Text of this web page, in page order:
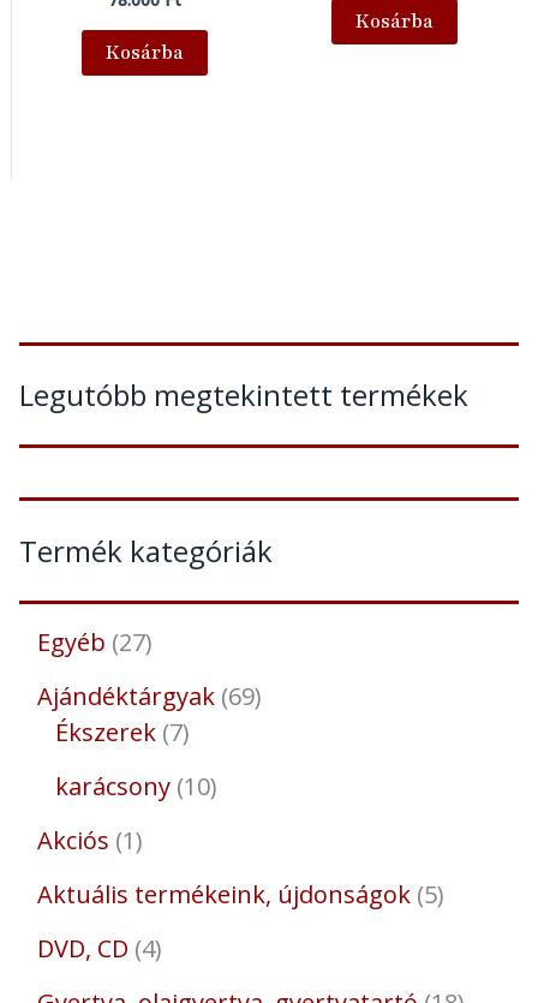
Legutóbb megtekintett termékek
Termék kategóriák
Egyéb 27
Ajándéktárgyak 69
Ékszerek 7
karácsony 10
Akciós 1
Aktuális termékeink, újdonságok 5
DVD, CD 4
Kosárba
Kosárba